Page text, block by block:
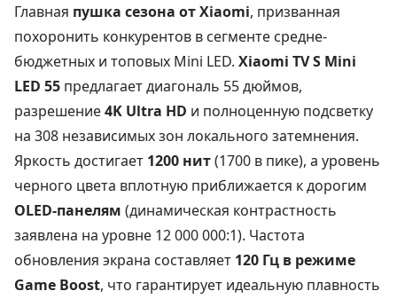
Главная пушка сезона от Xiaomi, призванная
похоронить конкурентов в сегменте средне-
бюджетных и топовых Mini LED. Xiaomi TV S Mini
LED 55 предлагает диагональ 55 дюймов,
разрешение4K Ultra HD и полноценную подсветку
на 308 независимых зон локального затемнения.
Яркость достигает 1200 нит(1700 в пике), а уровень
черного цвета вплотную приближается к дорогим
OLED-панелям (динамическая контрастность
заявлена на уровне 12 000 000:1). Частота
обновления экрана составляет 120 Гц в режиме
Game Boost, что гарантирует идеальную плавность